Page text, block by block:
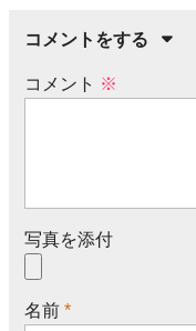
コメントをする
コメント ※
写真を添付
名前 *